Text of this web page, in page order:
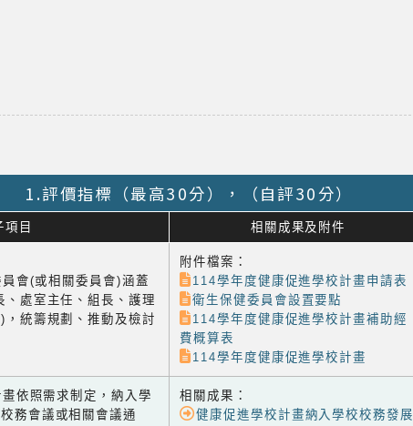
1.評價指標（最高30分），（自評30分）
項目 相關成果及附件
會(或相關委員會)涵蓋
處室主任、組長、護理
，統籌規劃、推動及檢討
附件檔案：
114學年度健康促進學校計畫申請表
衛生保健委員會設置要點
114學年度健康促進學校計畫補助經
費概算表
114學年度健康促進學校計畫
依照需求制定，納入學
務會議或相關會議通
相關成果：
健康促進學校計畫納入學校校務發展